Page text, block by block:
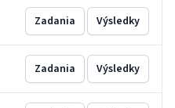
Zadania Výsledky
Zadania Výsledky